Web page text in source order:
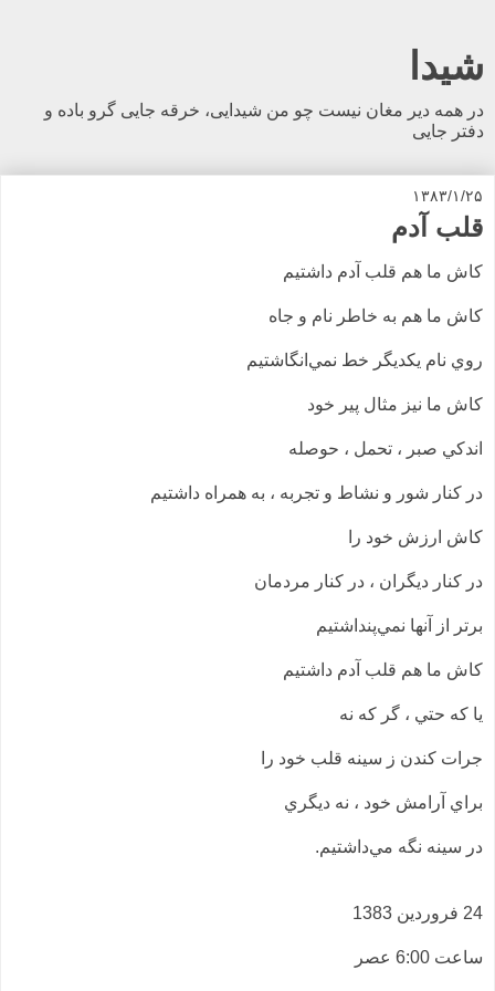
شیدا
در همه دیر مغان نیست چو من شیدایی، خرقه جایی گرو باده و
دفتر جایی
۱۳۸۳/۱/۲۵
قلب آدم
کاش ما هم قلب آدم داشتيم
کاش ما هم به خاطر نام و جاه
روي نام يکديگر خط نمي‌انگاشتيم
کاش ما نيز مثال پير خود
اندکي صبر ، تحمل ، حوصله
در کنار شور و نشاط و تجربه ، به همراه داشتيم
کاش ارزش خود را
در کنار ديگران ، در کنار مردمان
برتر از آنها نمي‌پنداشتيم
کاش ما هم قلب آدم داشتيم
يا که حتي ، گر که نه
جرات کندن ز سينه قلب خود را
براي آرامش خود ، نه ديگري
در سينه نگه مي‌داشتيم.
24 فروردين 1383
ساعت 6:00 عصر